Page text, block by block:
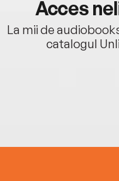
Acces
La mii de
catalogul